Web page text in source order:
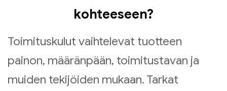
kohteeseen?
Toimituskulut vaihtelevat tuotteen
painon, määränpään, toimitustavan ja
muiden tekijöiden mukaan. Tarkat